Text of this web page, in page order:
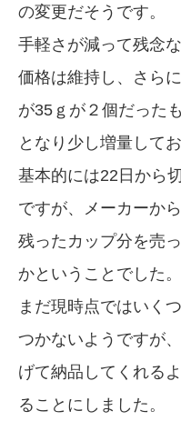
の変更だそうです。
手軽さが減って残念な
価格は維持し、さら
が35ｇが２個だった
となり少し増量して
基本的には22日から
ですが、メーカーか
残ったカップ分を売
かということでした。
まだ現時点ではいく
つかないようですが
げて納品してくれる
ることにしました。